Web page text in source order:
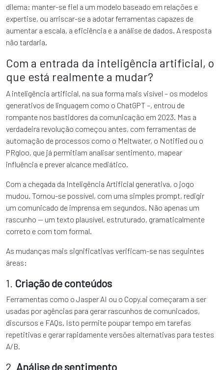
dilema: manter-se fiel a um modelo baseado em relações e
expertise, ou arriscar-se a adotar ferramentas capazes de
aumentar a escala, a eficiência e a análise de dados. A resposta
não tardaria.
Com a entrada da inteligência artificial, o
que está realmente a mudar?
A inteligência artificial, na sua forma mais visível – os modelos
generativos de linguagem como o ChatGPT –, entrou de
rompante nos bastidores da comunicação em 2023. Mas a
verdadeira revolução começou antes, com ferramentas de
automação de processos como o Meltwater, o Notified ou o
PRgloo, que já permitiam analisar sentimento, mapear
influência e prever alcance mediático.
Com a chegada da Inteligência Artificial generativa, o jogo
mudou. Tornou-se possível, com uma simples prompt, redigir
um comunicado de imprensa em segundos. Não apenas um
rascunho — um texto plausível, estruturado, gramaticalmente
correto e com tom formal.
As mudanças mais significativas verificam-se nas seguintes
áreas:
1. Criação de conteúdos
Ferramentas como o Jasper AI ou o Copy.ai começaram a ser
usadas por agências para gerar rascunhos de comunicados,
discursos e FAQs. Isto permite poupar tempo em tarefas
repetitivas e gerar rapidamente versões alternativas para testes
A/B.
2. Análise de sentimento